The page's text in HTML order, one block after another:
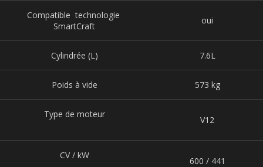
Compatible technologie
SmartCraft
oui
Cylindrée (L) 7.6L
Poids à vide 573 kg
Type de moteur
V12
CV / kW
600 / 441